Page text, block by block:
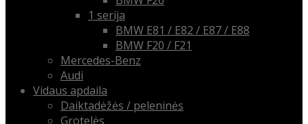
1 serija
BMW E81 / E82 / E87 / E88
BMW F20 / F21
Mercedes-Benz
Audi
Vidaus apdaila
Daiktadėžės / peleninės
Grotelės